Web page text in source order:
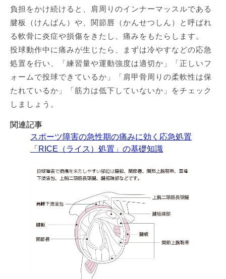
負担をかけ続けると、肩周りのインナーマッスルである
腱板（けんばん）や、関節唇（かんせつしん）と呼ばれ
る軟骨に炎症や損傷をきたし、痛みをもたらします。
投球動作中に痛みが生じたら、まずは冷やすなどの応急
処置を行い、「練習量や運動強度は適切か」「正しいフ
ォームで投球できているか」「肩甲骨周りの柔軟性は保
たれているか」「筋力は低下していないか」をチェック
しましょう。
関連記事
スポーツ障害の急性期の痛みに効く応急処置
「RICE（ライス）処置」の基礎知識